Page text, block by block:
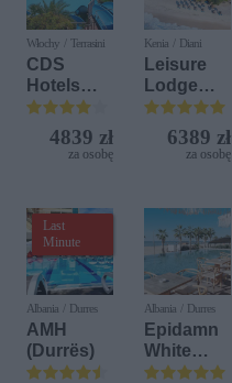
Włochy / Terrasini
CDS
Hotels
Terrasini
(ex. Citta
del Mare)
4839 zł
za osobę
Kenia / Diani
Leisure
Lodge
Beach &
Golf
Resort by
6389 zł
za osobę
Last
Minute
Albania / Durres
AMH
(Durrës)
Albania / Durres
Epidamn
White
Sensation